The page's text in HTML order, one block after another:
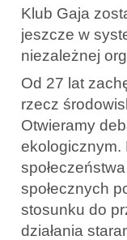
Klub Gaja
jeszcze w
niezależnej
Od 27 lat
rzecz
Otwieramy
ekologicznym.
społecznych
stosunku do
działania